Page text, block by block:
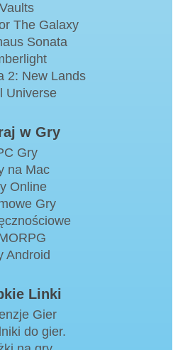
Vaults
The Galaxy
Sonata
2: New Lands
Universe
w Gry
Gry
na Mac
Online
Gry
Android
Linki
Gier
do gier.